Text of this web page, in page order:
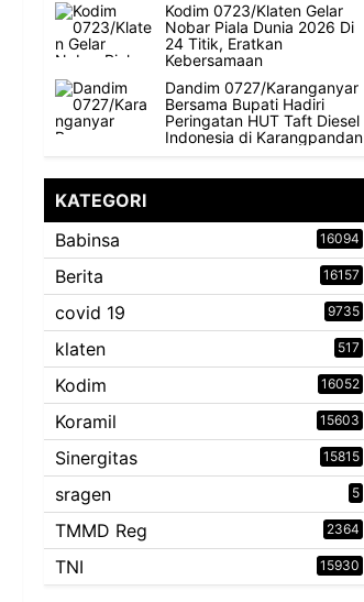
Kodim 0723/Klaten Gelar
Nobar Piala Dunia 2026 Di
24 Titik, Eratkan
Kebersamaan
Dandim 0727/Karanganyar
Bersama Bupati Hadiri
Peringatan HUT Taft Diesel
Indonesia di Karangpandan
KATEGORI
Babinsa
16094
Berita 16157
covid 19 9735
klaten 517
Kodim 16052
Koramil 15603
Sinergitas 15815
sragen 5
TMMD Reg 2364
TNI 15930